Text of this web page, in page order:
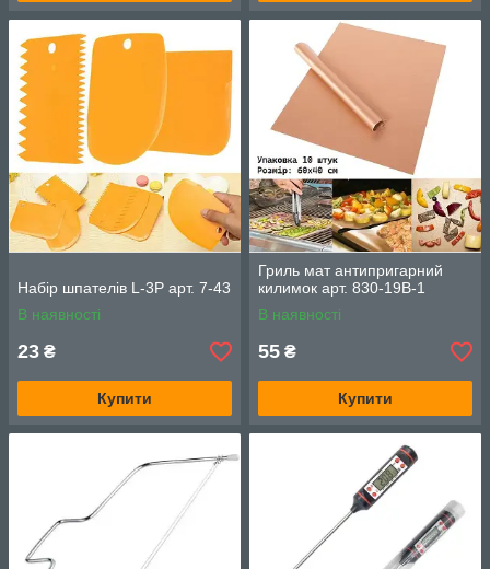
Набір шпателів L-3P арт. 7-43
В наявності
23 ₴
Купити
Гриль мат антипригарний
килимок арт. 830-19В-1
В наявності
55 ₴
Купити